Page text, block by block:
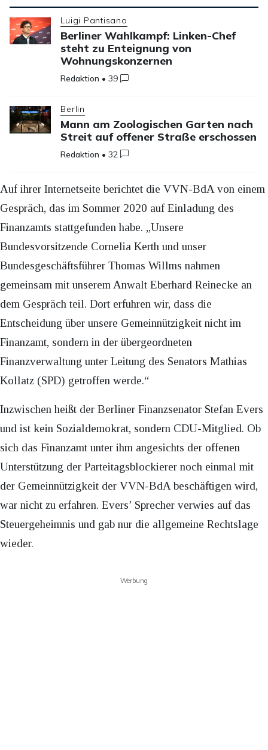
Luigi Pantisano
Berliner Wahlkampf: Linken-Chef
steht zu Enteignung von
Wohnungskonzernen
Redaktion •39
Berlin
Mann am Zoologischen Garten nach
Streit auf offener Straße erschossen
Redaktion •32
Auf ihrer Internetseite berichtet die VVN-BdA von einem
Gespräch, das im Sommer 2020 auf Einladung des
Finanzamts stattgefunden habe. „Unsere
Bundesvorsitzende Cornelia Kerth und unser
Bundesgeschäftsführer Thomas Willms nahmen
gemeinsam mit unserem Anwalt Eberhard Reinecke an
dem Gespräch teil. Dort erfuhren wir, dass die
Entscheidung über unsere Gemeinnützigkeit nicht im
Finanzamt, sondern in der übergeordneten
Finanzverwaltung unter Leitung des Senators Mathias
Kollatz (SPD) getroffen werde.“
Inzwischen heißt der Berliner Finanzsenator Stefan Evers
und ist kein Sozialdemokrat, sondern CDU-Mitglied. Ob
sich das Finanzamt unter ihm angesichts der offenen
Unterstützung der Parteitagsblockierer noch einmal mit
der Gemeinnützigkeit der VVN-BdA beschäftigen wird,
war nicht zu erfahren. Evers’ Sprecher verwies auf das
Steuergeheimnis und gab nur die allgemeine Rechtslage
wieder.
Werbung